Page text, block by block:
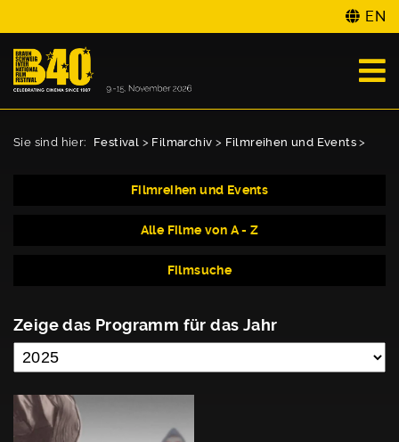
EN
Sie sind hier: Festival > Filmarchiv > Filmreihen und Events >
Filmreihen und Events
Alle Filme von A - Z
Filmsuche
Zeige das Programm für das Jahr